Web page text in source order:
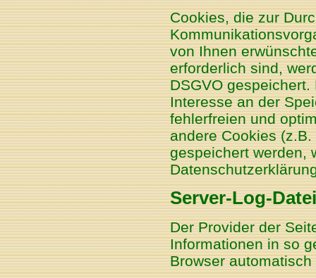
Cookies, die zur
von Ihnen
erforderlich sind,
DSGVO
Interesse an der
fehlerfreien und
andere Cookies
gespeichert werden,
Server-Log-
Der Provider der
Informationen in so
Browser